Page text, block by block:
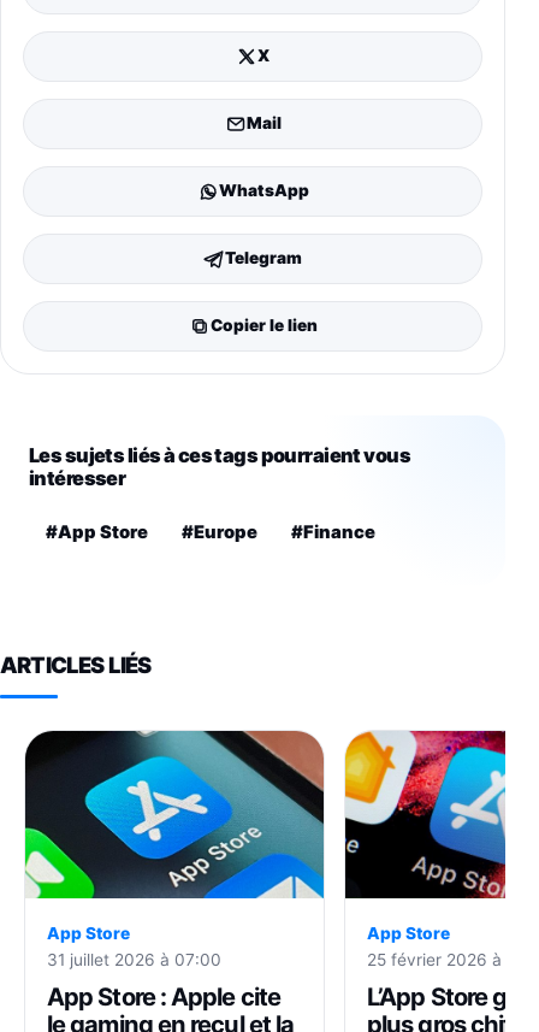
X
Mail
WhatsApp
Telegram
Copier le lien
Les sujets liés à ces tags pourraient vous
intéresser
#App Store #Europe #Finance
ARTICLES LIÉS
App Store
31 juillet 2026 à 07:00
App Store : Apple cite
le gaming en recul et la
App Store
25 février 2026 à
L’App Store
plus gros